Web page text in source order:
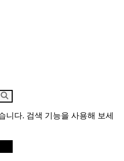
검
색
니다. 검색 기능을 사용해 보세
색